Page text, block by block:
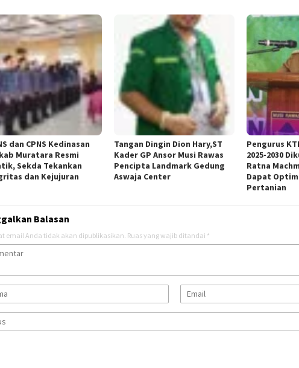
dan CPNS Kedinasan
Muratara Resmi
Sekda Tekankan
dan Kejujuran
Tangan Dingin Dion Hary,ST
Kader GP Ansor Musi Rawas
Pencipta Landmark Gedung
Aswaja Center
Pengurus
2025-2030
Ratna
Dapat
Pertanian
Balasan
email Anda tidak akan dipublikasikan. Ruas yang wajib ditandai *